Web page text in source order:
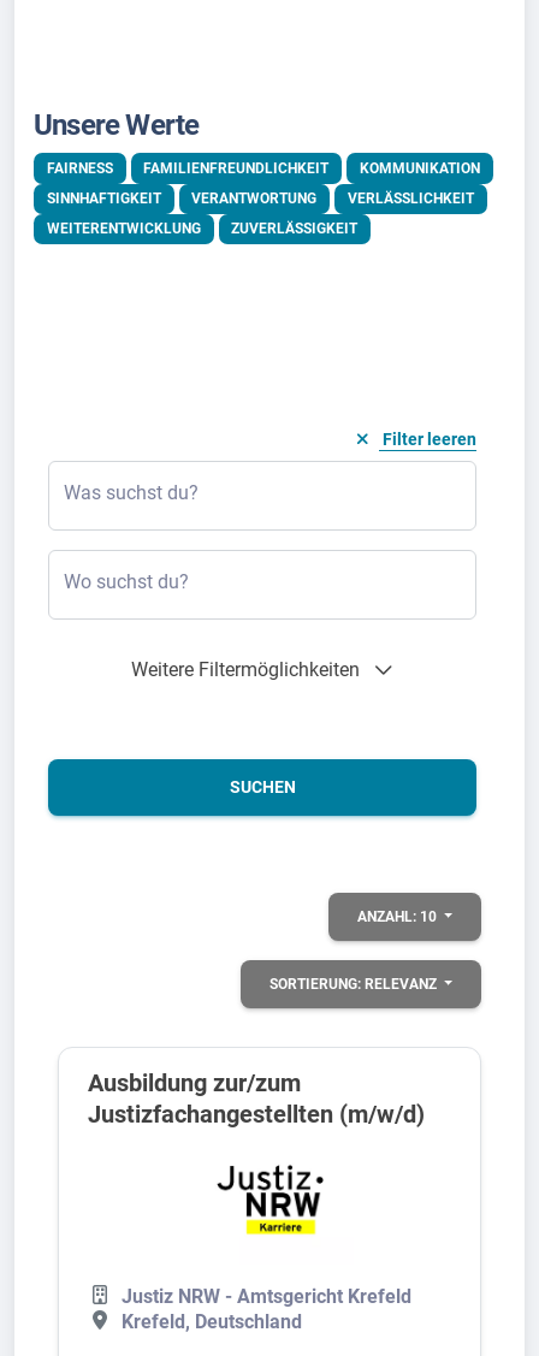
Unsere Werte
FAIRNESS FAMILIENFREUNDLICHKEIT
KOMMUNIKATION
SINNHAFTIGKEIT
VERANTWORTUNG
VERLÄSSLICHKEIT
WEITERENTWICKLUNG
ZUVERLÄSSIGKEIT
Filter leeren
Was suchst du?
Wo suchst du?
Weitere Filtermöglichkeiten
SUCHEN
ANZAHL: 10
SORTIERUNG: RELEVANZ
Ausbildung zur/zum
Justizfachangestellten (m/w/d)
Justiz NRW - Amtsgericht Krefeld
Krefeld, Deutschland